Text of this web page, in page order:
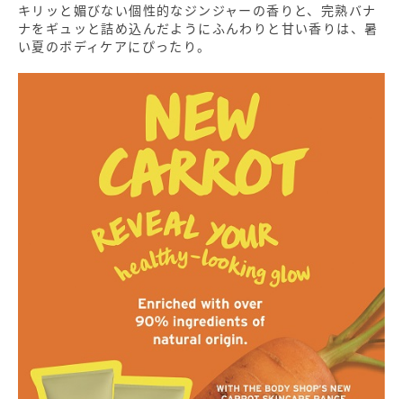
キリッと媚びない個性的なジンジャーの香りと、完熟バナ
ナをギュッと詰め込んだようにふんわりと甘い香りは、暑
い夏のボディケアにぴったり。